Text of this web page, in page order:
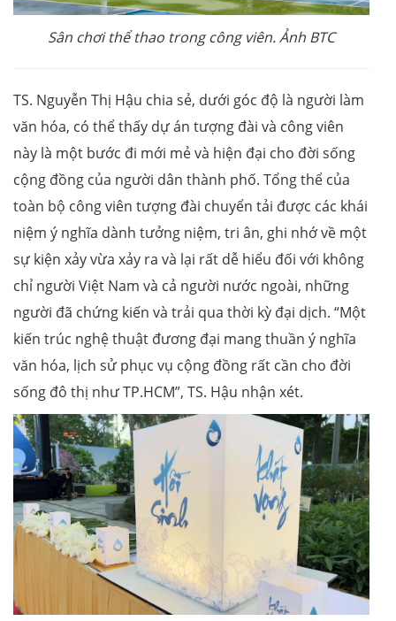
Sân chơi thể thao trong công viên. Ảnh BTC
TS. Nguyễn Thị Hậu chia sẻ, dưới góc độ là người làm
văn hóa, có thể thấy dự án tượng đài và công viên
này là một bước đi mới mẻ và hiện đại cho đời sống
cộng đồng của người dân thành phố. Tổng thể của
toàn bộ công viên tượng đài chuyển tải được các khái
niệm ý nghĩa dành tưởng niệm, tri ân, ghi nhớ về một
sự kiện xảy vừa xảy ra và lại rất dễ hiểu đối với không
chỉ người Việt Nam và cả người nước ngoài, những
người đã chứng kiến và trải qua thời kỳ đại dịch. “Một
kiến trúc nghệ thuật đương đại mang thuần ý nghĩa
văn hóa, lịch sử phục vụ cộng đồng rất cần cho đời
sống đô thị như TP.HCM”, TS. Hậu nhận xét.